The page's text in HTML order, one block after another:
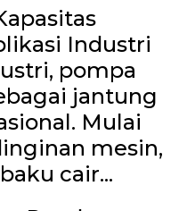
Industri
pompa
jantung
Mulai
mesin,
cair...